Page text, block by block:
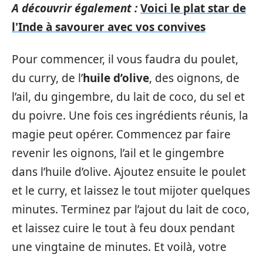
A découvrir également :Voici le plat star de
l'Inde à savourer avec vos convives
Pour commencer, il vous faudra du poulet,
du curry, de l’huile d’olive, des oignons, de
l’ail, du gingembre, du lait de coco, du sel et
du poivre. Une fois ces ingrédients réunis, la
magie peut opérer. Commencez par faire
revenir les oignons, l’ail et le gingembre
dans l’huile d’olive. Ajoutez ensuite le poulet
et le curry, et laissez le tout mijoter quelques
minutes. Terminez par l’ajout du lait de coco,
et laissez cuire le tout à feu doux pendant
une vingtaine de minutes. Et voilà, votre